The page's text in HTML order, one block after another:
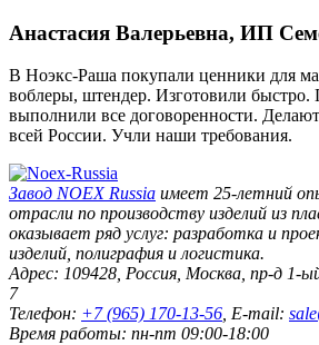
Анастасия Валерьевна, ИП
В Ноэкс-Раша покупали ценники для
воблеры, штендер. Изготовили быстро.
выполнили все договоренности.
всей России. Учли наши требования.
Завод NOEX Russia имеет 25-летний
отрасли по производству изделий из
оказывает ряд услуг: разработка и
изделий, полиграфия и логистика.
Адрес: 109428, Россия, Москва, пр-д 1-
7
Телефон: +7 (965) 170-13-56, E-mail:
Время работы: пн-пт 09:00-18:00